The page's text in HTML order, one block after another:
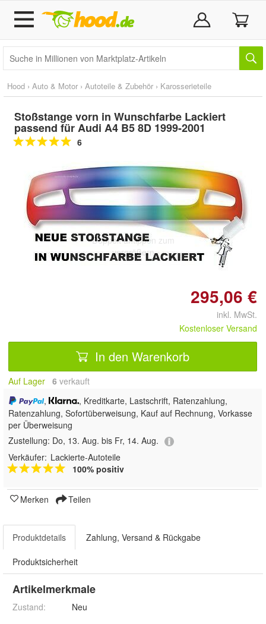
Hood › Auto & Motor › Autoteile & Zubehör › Karosserieteile
Stoßstange vorn in Wunschfarbe Lackiert
passend für Audi A4 B5 8D 1999-2001
6
Doppelt antippen zum
vergrößern
295,06 €
inkl. MwSt.
Kostenloser Versand
In den Warenkorb
Auf Lager 6 verkauft
,
, Kreditkarte, Lastschrift, Ratenzahlung,
Ratenzahlung, Sofortüberweisung, Kauf auf Rechnung, Vorkasse
per Überweisung
Zustellung: Do, 13. Aug. bis Fr, 14. Aug.
Verkäufer: Lackierte-Autoteile
100% positiv
Merken Teilen
Produktdetails Zahlung, Versand & Rückgabe
Produktsicherheit
Artikelmerkmale
Zustand: Neu